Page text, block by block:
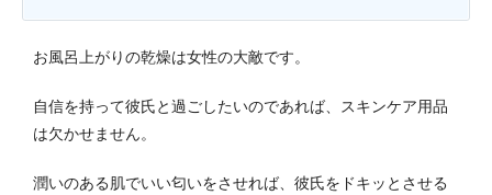
お風呂上がりの乾燥は女性の大敵です。
自信を持って彼氏と過ごしたいのであれば、スキンケア用品
は欠かせません。
潤いのある肌でいい匂いをさせれば、彼氏をドキッとさせる